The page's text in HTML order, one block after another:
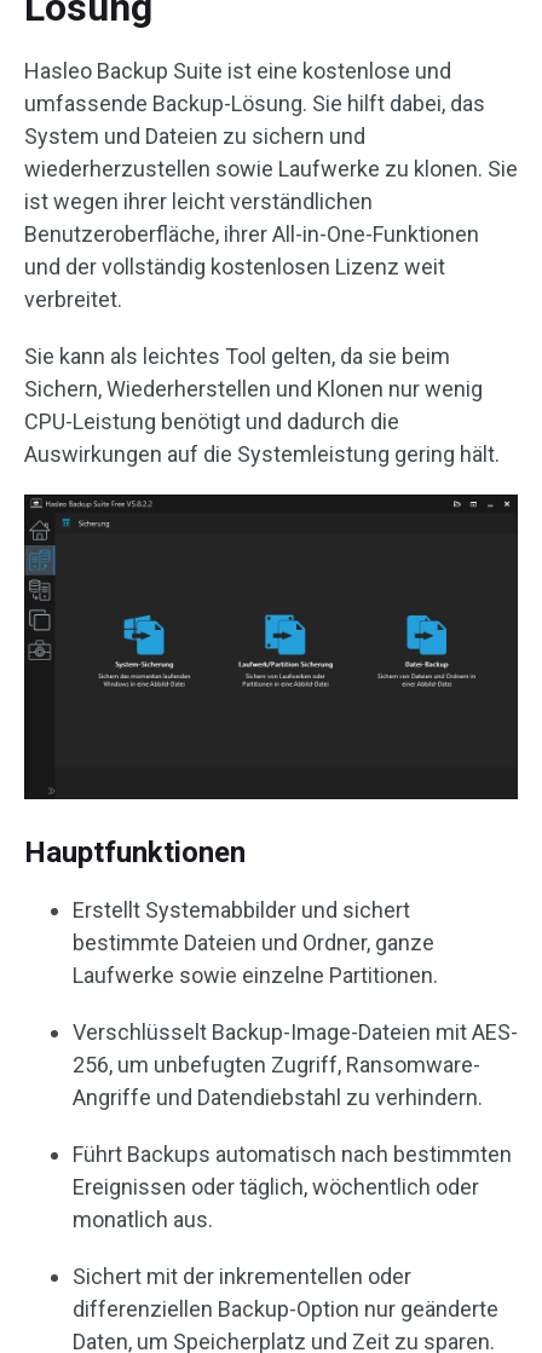
Hasleo Backup Suite ist eine kostenlose und
umfassende Backup-Lösung. Sie hilft dabei, das
System und Dateien zu sichern und
wiederherzustellen sowie Laufwerke zu klonen. Sie
ist wegen ihrer leicht verständlichen
Benutzeroberfläche, ihrer All-in-One-Funktionen
und der vollständig kostenlosen Lizenz weit
verbreitet.
Sie kann als leichtes Tool gelten, da sie beim
Sichern, Wiederherstellen und Klonen nur wenig
CPU-Leistung benötigt und dadurch die
Auswirkungen auf die Systemleistung gering hält.
Hauptfunktionen
Erstellt Systemabbilder und sichert
bestimmte Dateien und Ordner, ganze
Laufwerke sowie einzelne Partitionen.
Verschlüsselt Backup-Image-Dateien mit AES-
256, um unbefugten Zugriff, Ransomware-
Angriffe und Datendiebstahl zu verhindern.
Führt Backups automatisch nach bestimmten
Ereignissen oder täglich, wöchentlich oder
monatlich aus.
Sichert mit der inkrementellen oder
differenziellen Backup-Option nur geänderte
Daten, um Speicherplatz und Zeit zu sparen.